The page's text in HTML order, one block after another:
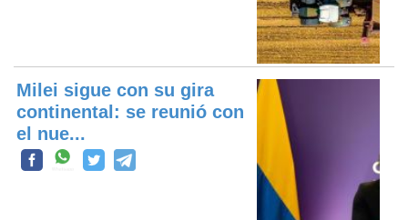
Milei sigue con su gira
continental: se reunió con
el nue...